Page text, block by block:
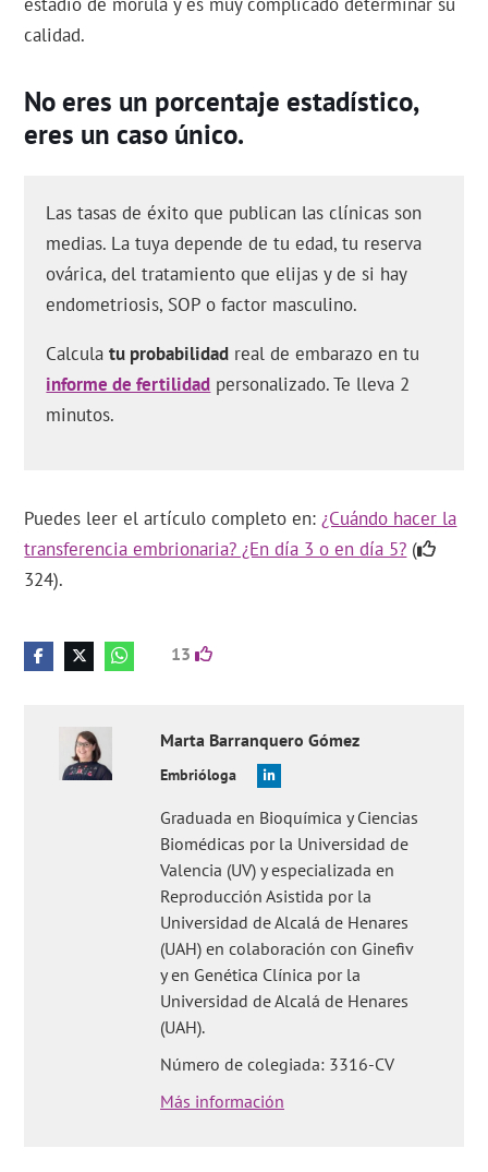
calidad.
No eres un porcentaje estadístico,
eres un caso único.
Las tasas de éxito que publican las clínicas son
medias. La tuya depende de tu edad, tu reserva
ovárica, del tratamiento que elijas y de si hay
endometriosis, SOP o factor masculino.
Calculatu probabilidad real de embarazo en tu
informe de fertilidad personalizado. Te lleva 2
minutos.
Puedes leer el artículo completo en:¿Cuándo hacer la
transferencia embrionaria? ¿En día 3 o en día 5? (
324).
13
Marta Barranquero Gómez
Embrióloga
Graduada en Bioquímica y Ciencias
Biomédicas por la Universidad de
Valencia (UV) y especializada en
Reproducción Asistida por la
Universidad de Alcalá de Henares
(UAH) en colaboración con Ginefiv
y en Genética Clínica por la
Universidad de Alcalá de Henares
(UAH).
Número de colegiada: 3316-CV
Más información